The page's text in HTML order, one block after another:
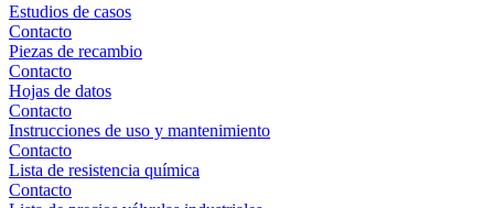
Estudios de casos
Contacto
Piezas de recambio
Contacto
Hojas de datos
Contacto
Instrucciones de uso y mantenimiento
Contacto
Lista de resistencia química
Contacto